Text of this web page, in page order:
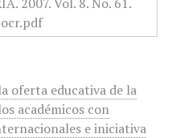
oferta educativa de la
académicos con
e iniciativa